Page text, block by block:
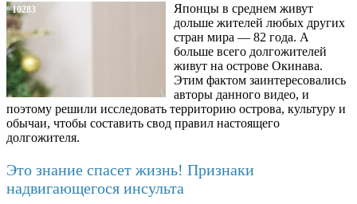
10283
Японцы в среднем живут
дольше жителей любых других
стран мира — 82 года. А
больше всего долгожителей
живут на острове Окинава.
Этим фактом заинтересовались
авторы данного видео, и
поэтому решили исследовать территорию острова, культуру и
обычаи, чтобы составить свод правил настоящего
долгожителя.
Это знание спасет жизнь! Признаки
надвигающегося инсульта